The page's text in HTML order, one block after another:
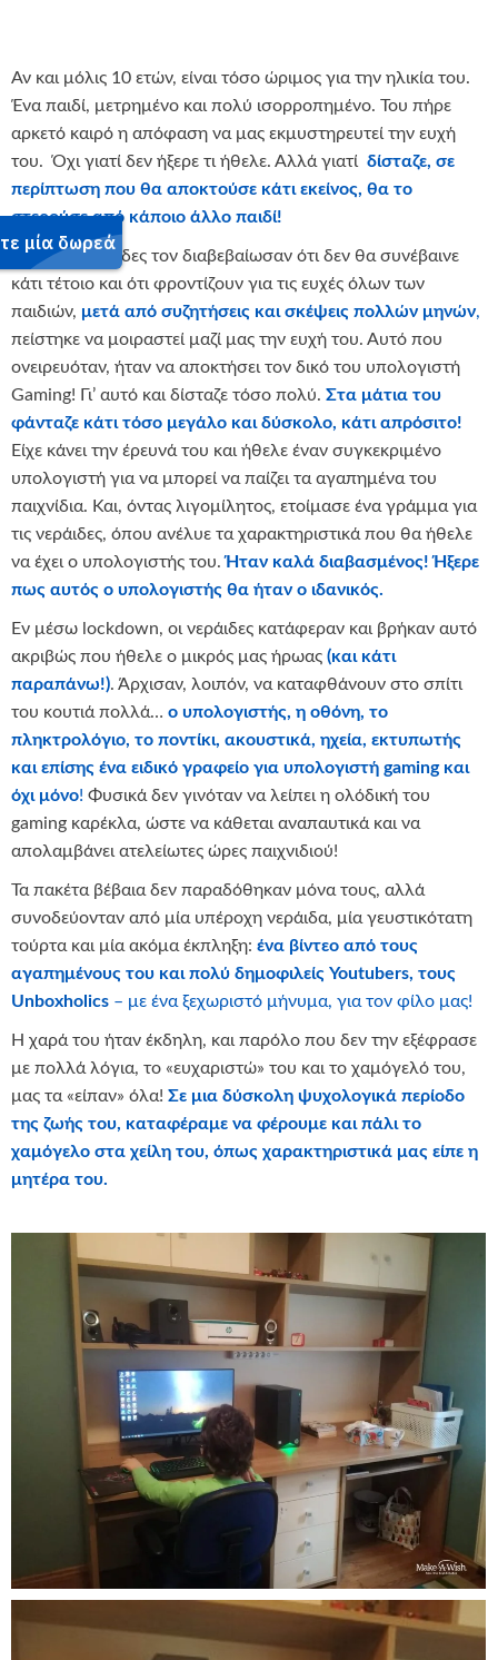
Αν και μόλις 10 ετών, είναι τόσο ώριμος για την ηλικία του.
Ένα παιδί, μετρημένο και πολύ ισορροπημένο. Του πήρε
αρκετό καιρό η απόφαση να μας εκμυστηρευτεί την ευχή
του. Όχι γιατί δεν ήξερε τι ήθελε. Αλλά γιατί δίσταζε, σε
περίπτωση που θα αποκτούσε κάτι εκείνος, θα το
στερούσε από κάποιο άλλο παιδί!
Αφού οι νεράιδες τον διαβεβαίωσαν ότι δεν θα συνέβαινε
κάτι τέτοιο και ότι φροντίζουν για τις ευχές όλων των
παιδιών, μετά από συζητήσεις και σκέψεις πολλών μηνών,
πείστηκε να μοιραστεί μαζί μας την ευχή του. Αυτό που
ονειρευόταν, ήταν να αποκτήσει τον δικό του υπολογιστή
Gaming! Γι’ αυτό και δίσταζε τόσο πολύ. Στα μάτια του
φάνταζε κάτι τόσο μεγάλο και δύσκολο, κάτι απρόσιτο!
Είχε κάνει την έρευνά του και ήθελε έναν συγκεκριμένο
υπολογιστή για να μπορεί να παίζει τα αγαπημένα του
παιχνίδια. Και, όντας λιγομίλητος, ετοίμασε ένα γράμμα για
τις νεράιδες, όπου ανέλυε τα χαρακτηριστικά που θα ήθελε
να έχει ο υπολογιστής του.Ήταν καλά διαβασμένος! Ήξερε
πως αυτός ο υπολογιστής θα ήταν ο ιδανικός.
Εν μέσω lockdown, οι νεράιδες κατάφεραν και βρήκαν αυτό
ακριβώς που ήθελε ο μικρός μας ήρωας (και κάτι
παραπάνω!). Άρχισαν, λοιπόν, να καταφθάνουν στο σπίτι
του κουτιά πολλά… ο υπολογιστής, η οθόνη, το
πληκτρολόγιο, το ποντίκι, ακουστικά, ηχεία, εκτυπωτής
και επίσης ένα ειδικό γραφείο για υπολογιστή gamingκαι
όχι μόνο! Φυσικά δεν γινόταν να λείπει η ολόδική του
gaming καρέκλα, ώστε να κάθεται αναπαυτικά και να
απολαμβάνει ατελείωτες ώρες παιχνιδιού!
Τα πακέτα βέβαια δεν παραδόθηκαν μόνα τους, αλλά
συνοδεύονταν από μία υπέροχη νεράιδα, μία γευστικότατη
τούρτα και μία ακόμα έκπληξη: ένα βίντεο από τους
αγαπημένους του και πολύ δημοφιλείς Youtubers, τους
Unboxholics – με ένα ξεχωριστό μήνυμα, για τον φίλο μας!
Η χαρά του ήταν έκδηλη, και παρόλο που δεν την εξέφρασε
με πολλά λόγια, το «ευχαριστώ» του και το χαμόγελό του,
μας τα «είπαν» όλα! Σε μια δύσκολη ψυχολογικά περίοδο
της ζωής του, καταφέραμε να φέρουμε και πάλι το
χαμόγελο στα χείλη του, όπως χαρακτηριστικά μας είπε η
μητέρα του.